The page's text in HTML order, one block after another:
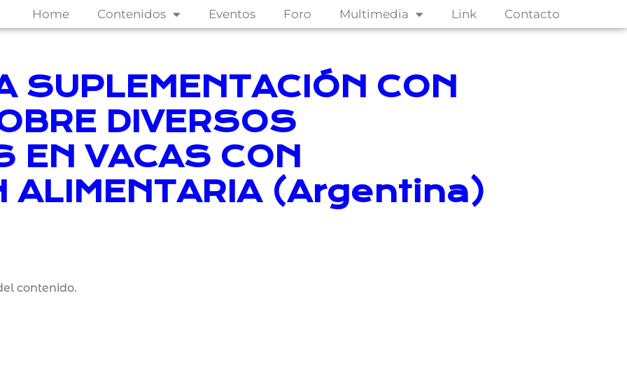
Home Contenidos Eventos Foro Multimedia Link Contacto
SUPLEMENTACIÓN CON
DIVERSOS
EN VACAS CON
ALIMENTARIA (Argentina)
contenido.